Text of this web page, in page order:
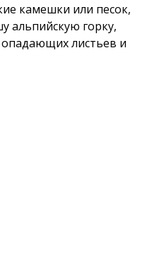
камешки или песок,
альпийскую горку,
листьев и